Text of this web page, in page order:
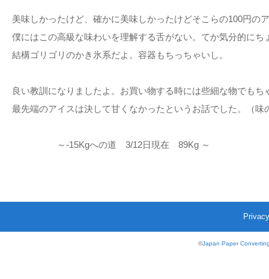
美味しかったけど、確かに美味しかったけどそこらの100円の
僕にはこの高級な味わいを理解する舌がない。てか気分的に
結構ゴリゴリのかき氷系だよ。容器もちっちゃいし。
良い教訓になりましたよ。お買い物する時には些細な物でも
最先端のアイスは決して甘くなかったというお話でした。（
～-15Kgへの道 3/12日現在 89Kg ～
©Japan Paper